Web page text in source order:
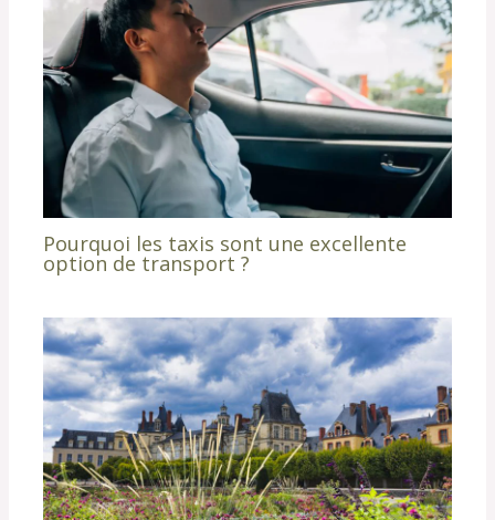
Pourquoi les taxis sont une excellente
option de transport ?